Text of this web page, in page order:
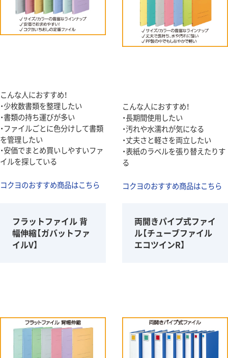
こんな人におすすめ！
・少枚数書類を整理したい
・書類の持ち運びが多い
・ファイルごとに色分けして書類
を管理したい
・安価でまとめ買いしやすいファ
イルを探している
コクヨのおすすめ商品はこちら
こんな人におすすめ！
・長期間使用したい
・汚れや水濡れが気になる
・丈夫さと軽さを両立したい
・表紙のラベルを張り替えたりす
る
コクヨのおすすめ商品はこちら
フラットファイル 背
幅伸縮【ガバットファ
イルV】
両開きパイプ式ファイ
ル【チューブファイル
エコツインR】